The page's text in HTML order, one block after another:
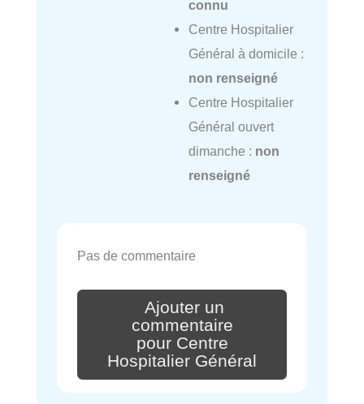
connu
Centre Hospitalier
Général à domicile :
non renseigné
Centre Hospitalier
Général ouvert
dimanche : non
renseigné
Pas de commentaire
Ajouter un
commentaire
pour Centre
Hospitalier Général